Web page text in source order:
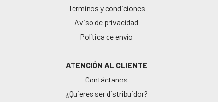
Terminos y condiciones
Aviso de privacidad
Política de envío
ATENCIÓN AL CLIENTE
Contáctanos
¿Quieres ser distribuidor?